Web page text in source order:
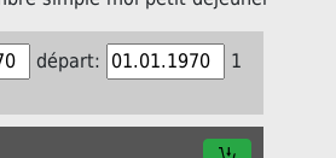
départ:
1